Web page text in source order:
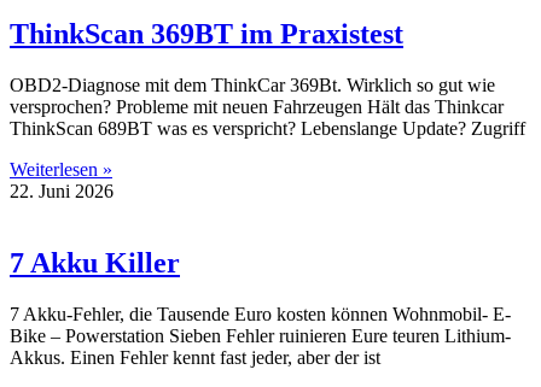
ThinkScan 369BT im Praxistest
OBD2-Diagnose mit dem ThinkCar 369Bt. Wirklich so gut wie
versprochen? Probleme mit neuen Fahrzeugen Hält das Thinkcar
ThinkScan 689BT was es verspricht? Lebenslange Update? Zugriff
Weiterlesen »
22. Juni 2026
7 Akku Killer
7 Akku-Fehler, die Tausende Euro kosten können Wohnmobil- E-
Bike – Powerstation Sieben Fehler ruinieren Eure teuren Lithium-
Akkus. Einen Fehler kennt fast jeder, aber der ist